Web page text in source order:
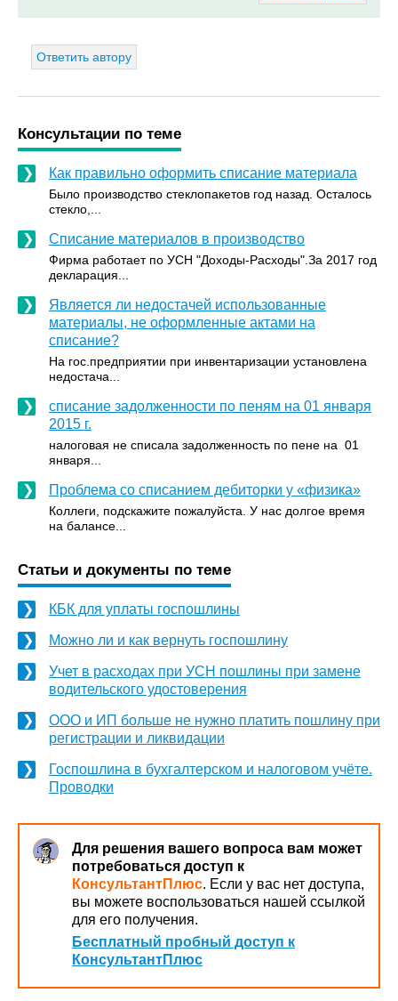
Ответить автору
Консультации по теме
Как правильно оформить списание материала
Было производство стеклопакетов год назад. Осталось
стекло,...
Списание материалов в производство
Фирма работает по УСН "Доходы-Расходы".За 2017 год
декларация...
Является ли недостачей использованные
материалы, не оформленные актами на
списание?
На гос.предприятии при инвентаризации установлена
недостача...
списание задолженности по пеням на 01 января
2015 г.
налоговая не списала задолженность по пене на 01
января...
Проблема со списанием дебиторки у «физика»
Коллеги, подскажите пожалуйста. У нас долгое время
на балансе...
Статьи и документы по теме
КБК для уплаты госпошлины
Можно ли и как вернуть госпошлину
Учет в расходах при УСН пошлины при замене
водительского удостоверения
ООО и ИП больше не нужно платить пошлину при
регистрации и ликвидации
Госпошлина в бухгалтерском и налоговом учёте.
Проводки
Для решения вашего вопроса вам может
потребоваться доступ к
КонсультантПлюс. Если у вас нет доступа,
вы можете воспользоваться нашей ссылкой
для его получения.
Бесплатный пробный доступ к
КонсультантПлюс